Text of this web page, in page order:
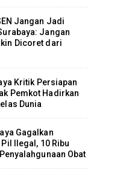
Jangan Jadi
Jangan
Dicoret dari
Kritik Persiapan
Pemkot Hadirkan
Dunia
Gagalkan
Ilegal, 10 Ribu
Obat